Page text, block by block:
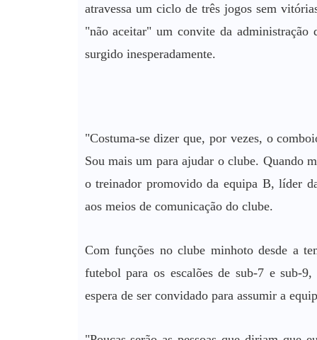
atravessa um ciclo de três jogos sem
"não aceitar" um convite da
surgido inesperadamente.
"Costuma-se dizer que, por vezes, o
Sou mais um para ajudar o clube. Quando
o treinador promovido da equipa B, líder
aos meios de comunicação do clube.
Com funções no clube minhoto desde a
futebol para os escalões de sub-7 e sub-
espera de ser convidado para assumir a